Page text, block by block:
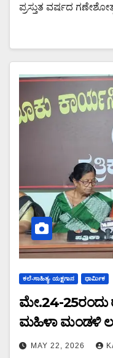
ಪ್ರಸ್ತುತ ವರ್ಷದ
ಕಲೆ-ಸಾಹಿತ್ಯ- ಯಕ್ಷಗಾನ ಧಾರ್ಮಿಕ
ಮೇ.24-25ರಂದು
ಮಹಿಳಾ ಮಂಡಳಿ
MAY 22, 2026